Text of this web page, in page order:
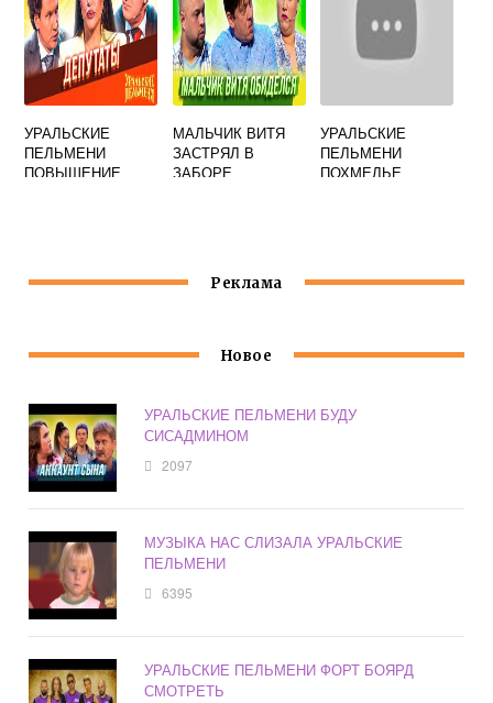
УРАЛЬСКИЕ
ПЕЛЬМЕНИ
ПОВЫШЕНИЕ
МАЛЬЧИК ВИТЯ
ЗАСТРЯЛ В
ЗАБОРЕ
УРАЛЬСКИЕ
ПЕЛЬМЕНИ
ПОХМЕЛЬЕ
Реклама
Новое
УРАЛЬСКИЕ ПЕЛЬМЕНИ БУДУ
СИСАДМИНОМ
2097
МУЗЫКА НАС СЛИЗАЛА УРАЛЬСКИЕ
ПЕЛЬМЕНИ
6395
УРАЛЬСКИЕ ПЕЛЬМЕНИ ФОРТ БОЯРД
СМОТРЕТЬ